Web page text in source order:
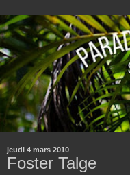
jeudi 4 mars 2010
Foster Talge